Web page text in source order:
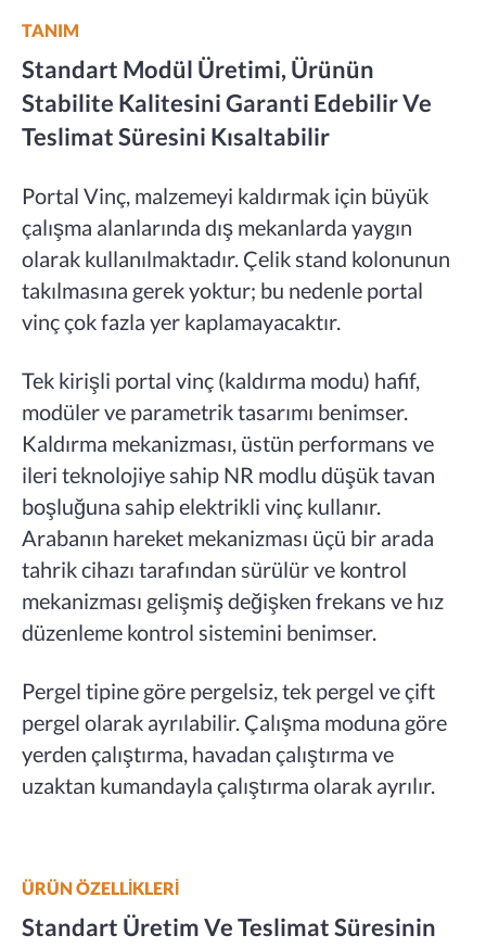
TANIM
Standart Modül Üretimi, Ürünün
Stabilite Kalitesini Garanti Edebilir Ve
Teslimat Süresini Kısaltabilir
Portal Vinç, malzemeyi kaldırmak için büyük
çalışma alanlarında dış mekanlarda yaygın
olarak kullanılmaktadır. Çelik stand kolonunun
takılmasına gerek yoktur; bu nedenle portal
vinç çok fazla yer kaplamayacaktır.
Tek kirişli portal vinç (kaldırma modu) hafif,
modüler ve parametrik tasarımı benimser.
Kaldırma mekanizması, üstün performans ve
ileri teknolojiye sahip NR modlu düşük tavan
boşluğuna sahip elektrikli vinç kullanır.
Arabanın hareket mekanizması üçü bir arada
tahrik cihazı tarafından sürülür ve kontrol
mekanizması gelişmiş değişken frekans ve hız
düzenleme kontrol sistemini benimser.
Pergel tipine göre pergelsiz, tek pergel ve çift
pergel olarak ayrılabilir. Çalışma moduna göre
yerden çalıştırma, havadan çalıştırma ve
uzaktan kumandayla çalıştırma olarak ayrılır.
ÜRÜN ÖZELLİKLERİ
Standart Üretim Ve Teslimat Süresinin